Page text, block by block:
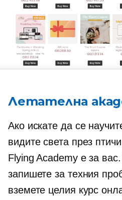
Летателна
Ако искате да се
видите света през
Flying Academy е за
запишете за техния
вземете целия курс